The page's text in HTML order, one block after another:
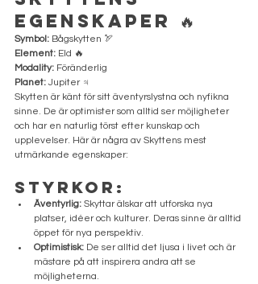
Egenskaper 🔥
Symbol: Bågskytten 🏹
Element: Eld 🔥
Modality: Föränderlig
Planet: Jupiter ♃
Skytten är känt för sitt äventyrslystna och nyfikna
sinne. De är optimister som alltid ser möjligheter
och har en naturlig törst efter kunskap och
upplevelser. Här är några av Skyttens mest
utmärkande egenskaper:
Styrkor:
Äventyrlig: Skyttar älskar att utforska nya
platser, idéer och kulturer. Deras sinne är alltid
öppet för nya perspektiv.
Optimistisk: De ser alltid det ljusa i livet och är
mästare på att inspirera andra att se
möjligheterna.